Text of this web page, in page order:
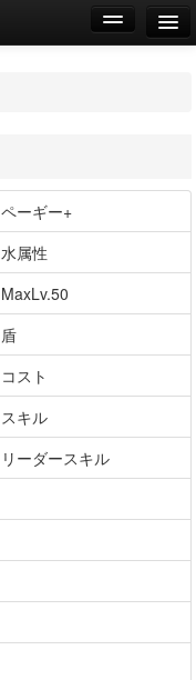
ペーギー+
水属性
MaxLv.50
盾
コスト
スキル
リーダースキル